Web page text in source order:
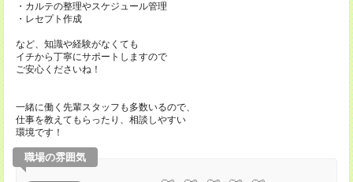
・カルテの整理やスケジュール管理
・レセプト作成
など、知識や経験がなくても
イチから丁寧にサポートしますので
ご安心くださいね！
一緒に働く先輩スタッフも多数いるので、
仕事を教えてもらったり、相談しやすい
環境です！
職場の雰囲気